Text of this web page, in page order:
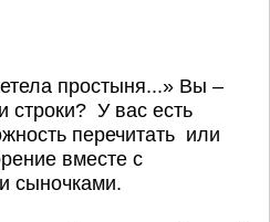
простыня...» Вы –
строки? У вас есть
перечитать или
вместе с
сыночками.